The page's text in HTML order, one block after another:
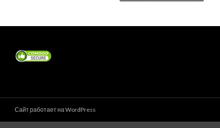
Сайт работает на WordPress